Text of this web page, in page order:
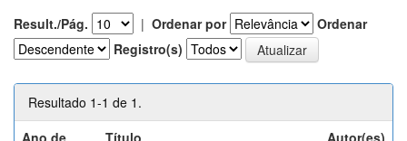
Result./Pág. | Ordenar por
Ordenar
Registro(s)
Resultado 1-1 de 1.
Ano de
Título Autor(es)